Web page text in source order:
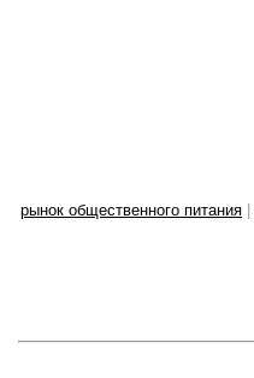
рынок общественного питания